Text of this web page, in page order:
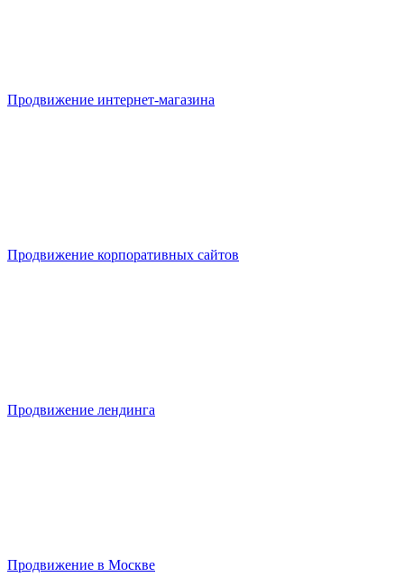
Продвижение интернет-магазина
Продвижение корпоративных сайтов
Продвижение лендинга
Продвижение в Москве